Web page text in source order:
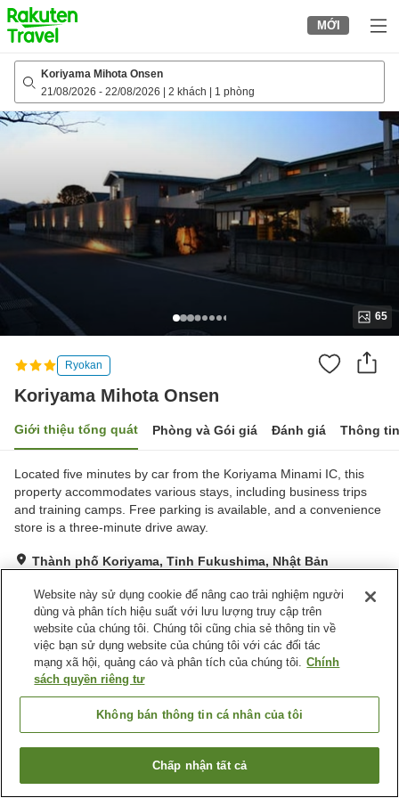
to
top
page
MỚI
Koriyama Mihota Onsen
21/08/2026 - 22/08/2026 2 khách 1 phòng
65
Ryokan
Koriyama Mihota Onsen
Giới thiệu tổng quát Phòng và Gói giá Đánh giá Thông
Located five minutes by car from the Koriyama Minami IC, this
property accommodates various stays, including business trips
and training camps. Free parking is available, and a convenience
store is a three-minute drive away.
Thành phố Koriyama, Tỉnh Fukushima, Nhật Bản
Rất tốt Đánh giá:51lượt
Tiện nghi chỗ nghỉ
Bãi đỗ xe
Trang chủ Nhật Bản Tỉnh Fukushima
Thành phố Koriyama
Tìm phòng trống
Website này sử dụng cookie để nâng cao trải nghiệm người
dùng và phân tích hiệu suất với lưu lượng truy cập trên
website của chúng tôi. Chúng tôi cũng chia sẻ thông tin về
việc bạn sử dụng website của chúng tôi với các đối tác
mạng xã hội, quảng cáo và phân tích của chúng tôi. Chính
sách quyền riêng tư
Không bán thông tin cá nhân của tôi
Chấp nhận tất cả